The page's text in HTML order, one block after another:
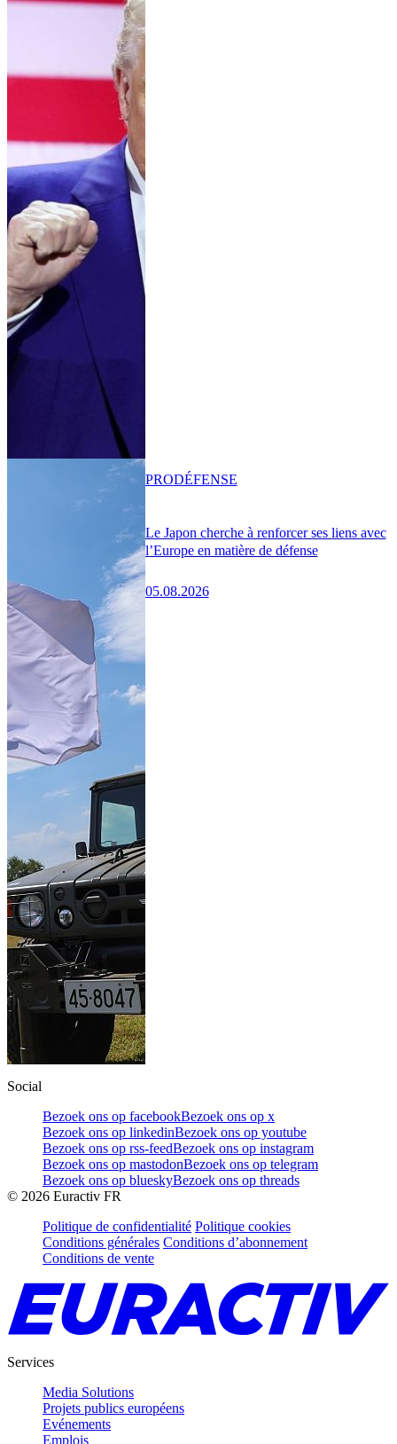
Le Japon cherche à renforcer ses liens avec
l’Europe en matière de défense
05.08.2026
PRODÉFENSE
Social
Bezoek ons op facebookBezoek ons op x
Bezoek ons op linkedinBezoek ons op youtube
Bezoek ons op rss-feedBezoek ons op instagram
Bezoek ons op mastodonBezoek ons op telegram
Bezoek ons op blueskyBezoek ons op threads
© 2026 Euractiv FR
Politique de confidentialité Politique cookies
Conditions générales Conditions d’abonnement
Conditions de vente
Services
Media Solutions
Projets publics européens
Evénements
Emplois